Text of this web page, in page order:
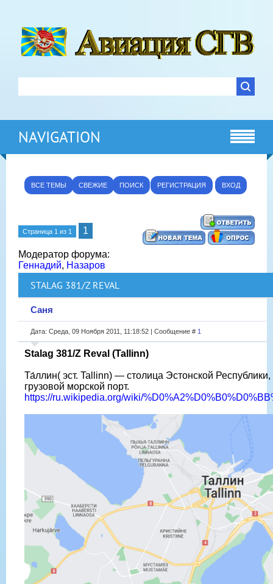
NAVIGATION
ВСЕ ТЕМЫ СВЕЖИЕ ПОИСК РЕГИСТРАЦИЯ ВХОД
Страница 1 из 1 1
Модератор форума:
Геннадий, Назаров
STALAG 381/Z REVAL
Саня
Дата: Среда, 09 Ноября 2011, 11:18:52 | Сообщение # 1
Stalag 381/Z Reval (Tallinn)
Та́ллин( эст. Tallinn) — столица Эстонской
грузовой морской порт.
https://ru.wikipedia.org/wiki/